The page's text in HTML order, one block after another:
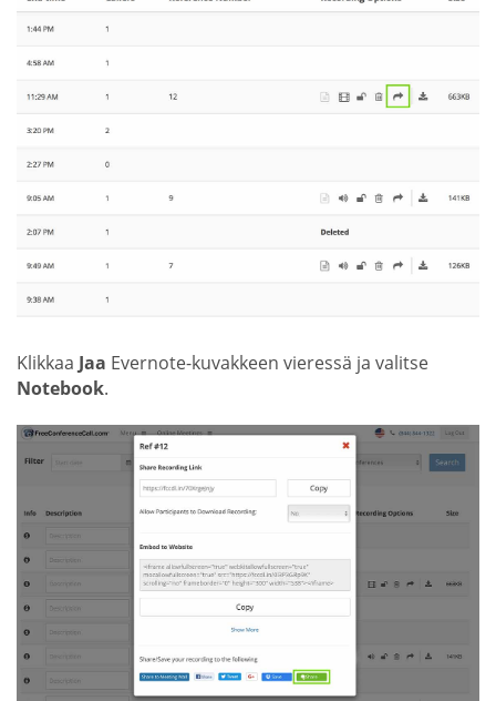
Klikkaa Jaa Evernote-kuvakkeen vieressä ja valitse
Notebook.